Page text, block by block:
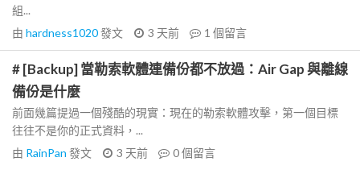
組...
由 hardness1020發文 3 天前 1 個留言
# [Backup] 當勒索軟體連備份都不放過：Air Gap 與離線
備份是什麼
前面幾篇提過一個殘酷的現實：現在的勒索軟體攻擊，第一個目標
往往不是你的正式資料，...
由 RainPan 發文 3 天前 0個留言